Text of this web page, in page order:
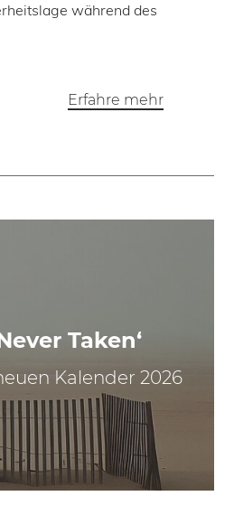
während des
Erfahre mehr
Taken‘
Kalender 2026